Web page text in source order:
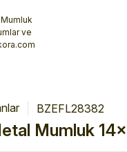
İlk siparişinizi verin!
Alışveriş yap!
BZEFL28382
Mumluk